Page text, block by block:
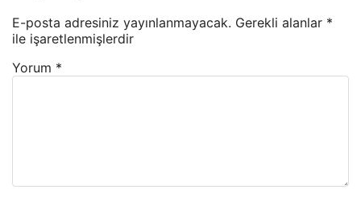
E-posta adresiniz yayınlanmayacak. Gerekli alanlar *
ile işaretlenmişlerdir
Yorum *